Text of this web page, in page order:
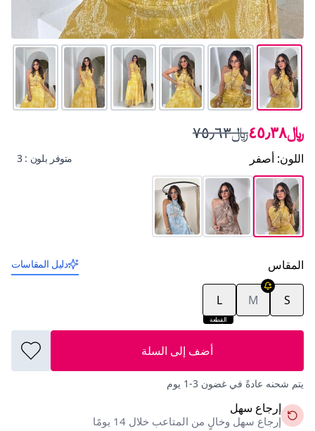
﷼٤٥٫٣٨ ﷼٧٥٫٦٣
اللون: أصفر متوفر بلون : 3
المقاس دليل المقاسات
S
M
القطعة
L
أضف إلى السلة
يتم شحنه عادةً في غضون 3-1 يوم
إرجاع سهل
إرجاع سهل وخالٍ من المتاعب خلال 14 يومًا